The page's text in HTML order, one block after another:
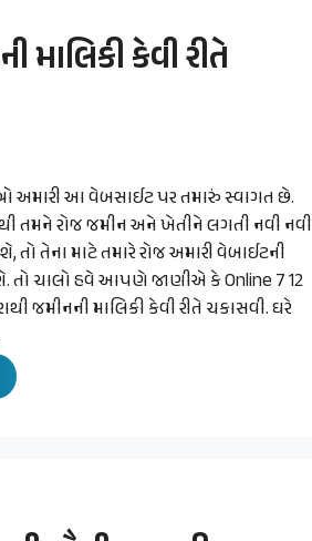
માલિકી કેવી રીતે
અમારી આ વેબસાઈટ પર તમારું સ્વાગત છે.
તમને રોજ જમીન અને ખેતીને લગતી નવી નવી
તો તેના માટે તમારે રોજ અમારી વેબાઈટની
તો ચાલો હવે આપણે જાણીએ કે Online 7 12
જમીનની માલિકી કેવી રીતે ચકાસવી. ઘરે